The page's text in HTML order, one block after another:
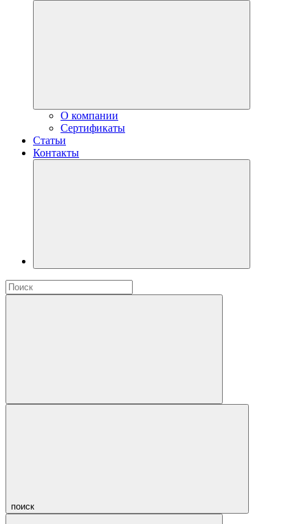
О компании
Сертификаты
Статьи
Контакты
поиск